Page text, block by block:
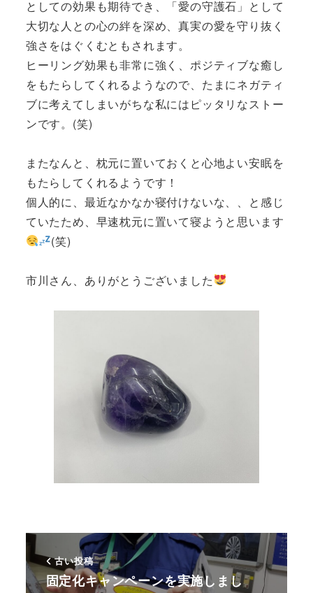
としての効果も期待でき、「愛の守護石」として
大切な人との心の絆を深め、真実の愛を守り抜く
強さをはぐくむともされます。
ヒーリング効果も非常に強く、ポジティブな癒し
をもたらしてくれるようなので、たまにネガティ
ブに考えてしまいがちな私にはピッタリなストー
ンです。(笑)
またなんと、枕元に置いておくと心地よい安眠を
もたらしてくれるようです！
個人的に、最近なかなか寝付けないな、、と感じ
ていたため、早速枕元に置いて寝ようと思います
(笑)
市川さん、ありがとうございました
古い投稿
固定化キャンペーンを実施しまし